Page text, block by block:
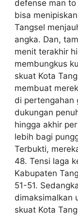
defense man to
bisa
Tangsel
angka. Dan,
menit terakhir
membungkus
skuat Kota
membuat
di pertengahan
dukungan
hingga akhir
lebih bagi
Terbukti,
48. Tensi laga
Kabupaten
51-51.
dimaksimalkan
skuat Kota